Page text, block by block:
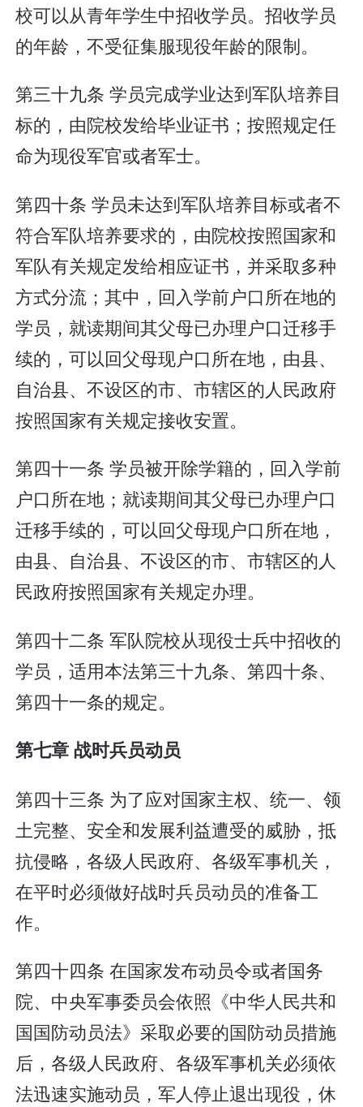
校可以从青年学生中招收学员。招收学员
的年龄，不受征集服现役年龄的限制。
第三十九条 学员完成学业达到军队培养目
标的，由院校发给毕业证书；按照规定任
命为现役军官或者军士。
第四十条 学员未达到军队培养目标或者不
符合军队培养要求的，由院校按照国家和
军队有关规定发给相应证书，并采取多种
方式分流；其中，回入学前户口所在地的
学员，就读期间其父母已办理户口迁移手
续的，可以回父母现户口所在地，由县、
自治县、不设区的市、市辖区的人民政府
按照国家有关规定接收安置。
第四十一条 学员被开除学籍的，回入学前
户口所在地；就读期间其父母已办理户口
迁移手续的，可以回父母现户口所在地，
由县、自治县、不设区的市、市辖区的人
民政府按照国家有关规定办理。
第四十二条 军队院校从现役士兵中招收的
学员，适用本法第三十九条、第四十条、
第四十一条的规定。
第七章 战时兵员动员
第四十三条 为了应对国家主权、统一、领
土完整、安全和发展利益遭受的威胁，抵
抗侵略，各级人民政府、各级军事机关，
在平时必须做好战时兵员动员的准备工
作。
第四十四条 在国家发布动员令或者国务
院、中央军事委员会依照《中华人民共和
国国防动员法》采取必要的国防动员措施
后，各级人民政府、各级军事机关必须依
法迅速实施动员，军人停止退出现役，休